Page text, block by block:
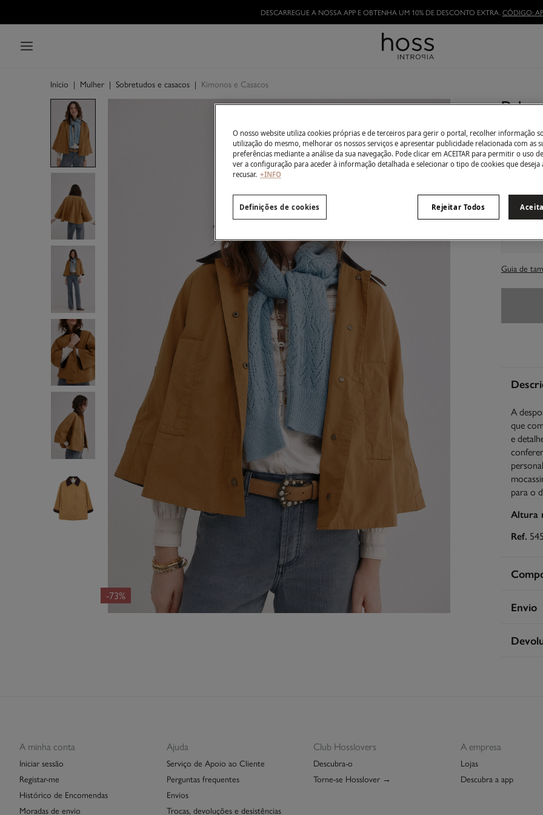
TORNE-SE HOSSLOVERE APROVEITE AS VANTAGENS
Início | Mulher | Sobretudos e casacos | Kimonos e Casacos
-73%
€ 49,00
€ 179,00
Côr:
Tamanho:
Guia de
A
que
e
para o
Altura
Ref.
Envio
A minha conta
Iniciar sessão
Registar-me
Histórico de Encomendas
Moradas de envio
Ajuda
Serviço de Apoio ao Cliente
Perguntas frequentes
Envios
Trocas, devoluções e desistências
Club Hosslovers
Descubra-o
Torne-se Hosslover →
A empresa
Lojas
Descubra a app
O nosso website utiliza cookies próprias e de terceiros para gerir o portal, recolher informação
utilização do mesmo, melhorar os nossos serviços e apresentar publicidade relacionada com as
preferências mediante a análise da sua navegação. Pode clicar em ACEITAR para permitir o uso
ver a configuração para aceder à informação detalhada e selecionar o tipo de cookies que deseja
recusar. +INFO
Rejeitar Todos
Definições de cookies